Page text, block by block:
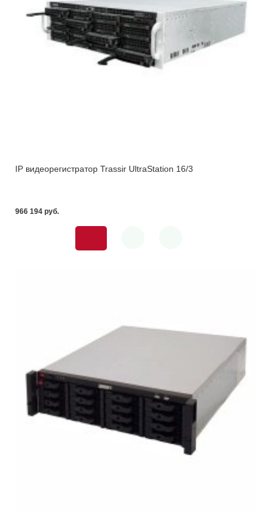
IP видеорегистратор Trassir UltraStation 16/3
966 194 pуб.